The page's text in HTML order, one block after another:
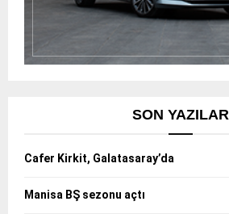
SON YAZILAR
Cafer Kirkit, Galatasaray’da
Manisa BŞ sezonu açtı